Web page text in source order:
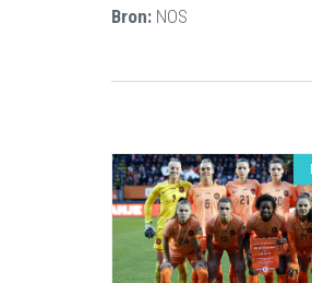
Bron: NOS